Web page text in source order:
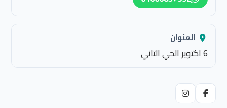
العنوان
6 اكتوبر الحي التاني